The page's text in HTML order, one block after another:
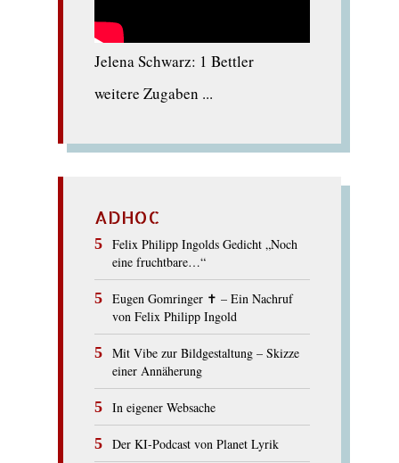
Jelena Schwarz: 1 Bettler
weitere Zugaben ...
ADHOC
Felix Philipp Ingolds Gedicht „Noch
eine fruchtbare…“
Eugen Gomringer ✝︎ – Ein Nachruf
von Felix Philipp Ingold
Mit Vibe zur Bildgestaltung – Skizze
einer Annäherung
In eigener Websache
Der KI-Podcast von Planet Lyrik